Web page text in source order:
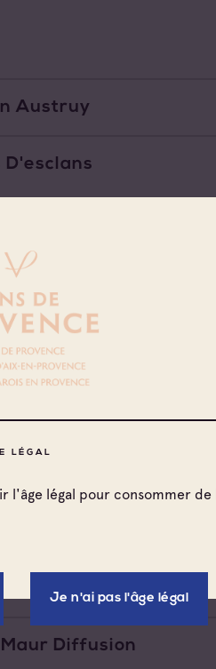
LÉGAL
l'âge légal pour consommer
Je n'ai pas l'âge légal
Austruy
D'esclans
Wine
De Saint Tropez
Diffusion